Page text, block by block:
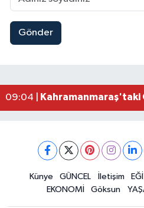
Gönder
15:00 |Kahramanmaraş'ta
09:04 |
Kahramanmaraş'taki
22:09 |Kahramanmaraş'ta
20:05 |Kahramanmaraş'ta
Kahramanmaraş'ta 5
15:22 |Kahramanmaraş'ta
Kahramanmaraş'ta
Künye GÜNCEL İletişim
EKONOMİ
Göksun